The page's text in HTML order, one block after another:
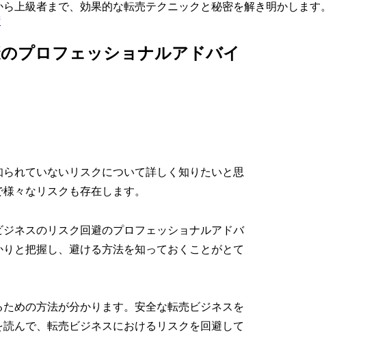
上級者まで、効果的な転売テクニックと秘密を解き明かします。
プロフェッショナルアドバイ
れていないリスクについて詳しく知りたいと思
々なリスクも存在します。
ネスのリスク回避のプロフェッショナルアドバ
と把握し、避ける方法を知っておくことがとて
めの方法が分かります。安全な転売ビジネスを
んで、転売ビジネスにおけるリスクを回避して